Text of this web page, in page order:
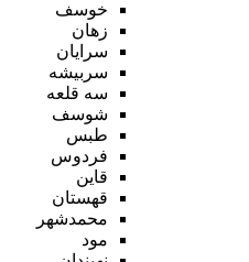
خوسف
زهان
سرایان
سربیشه
سه قلعه
شوسف
طبس
فردوس
قاین
قهستان
محمدشهر
مود